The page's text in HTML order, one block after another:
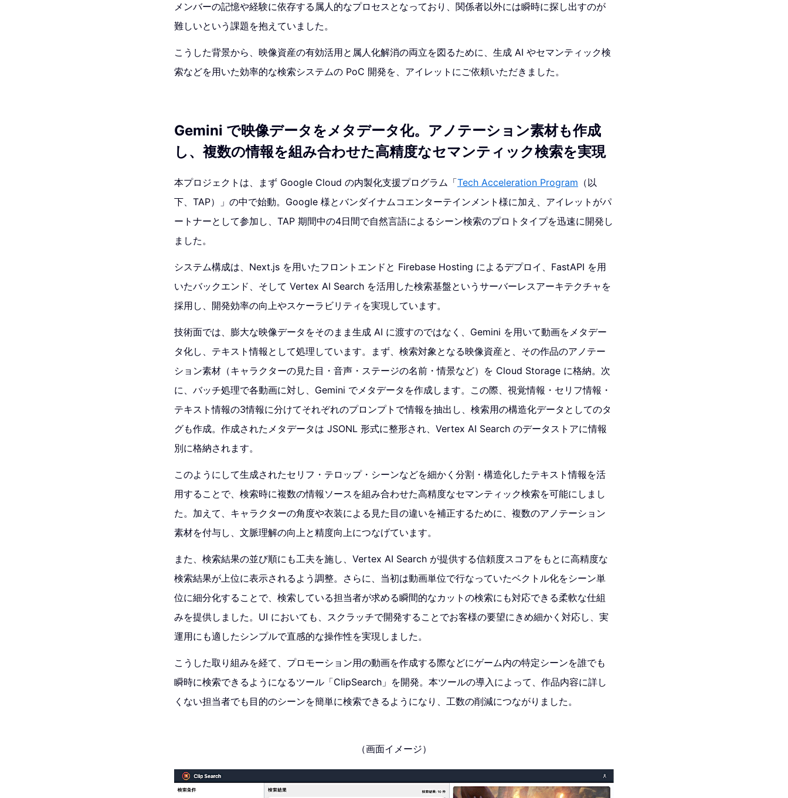
メンバーの記憶や経験に依存する属人的なプロセスとなっており、関係者以外には瞬時に探し出すのが
難しいという課題を抱えていました。
こうした背景から、映像資産の有効活用と属人化解消の両立を図るために、生成 AI やセマンティック検
索などを用いた効率的な検索システムの PoC 開発を、アイレットにご依頼いただきました。
Gemini で映像データをメタデータ化。アノテーション素材も作成
し、複数の情報を組み合わせた高精度なセマンティック検索を実現
本プロジェクトは、まず Google Cloud の内製化支援プログラム「Tech Acceleration Program （以
下、TAP）」の中で始動。Google 様とバンダイナムコエンターテインメント様に加え、アイレットがパ
ートナーとして参加し、TAP 期間中の4日間で自然言語によるシーン検索のプロトタイプを迅速に開発し
ました。
システム構成は、Next.js を用いたフロントエンドと Firebase Hosting によるデプロイ、FastAPI を用
いたバックエンド、そして Vertex AI Search を活用した検索基盤というサーバーレスアーキテクチャを
採用し、開発効率の向上やスケーラビリティを実現しています。
技術面では、膨大な映像データをそのまま生成 AI に渡すのではなく、Gemini を用いて動画をメタデー
タ化し、テキスト情報として処理しています。まず、検索対象となる映像資産と、その作品のアノテー
ション素材（キャラクターの見た目・音声・ステージの名前・情景など）を Cloud Storage に格納。次
に、バッチ処理で各動画に対し、Gemini でメタデータを作成します。この際、視覚情報・セリフ情報・
テキスト情報の3情報に分けてそれぞれのプロンプトで情報を抽出し、検索用の構造化データとしてのタ
グも作成。作成されたメタデータは JSONL 形式に整形され、Vertex AI Search のデータストアに情報
別に格納されます。
このようにして生成されたセリフ・テロップ・シーンなどを細かく分割・構造化したテキスト情報を活
用することで、検索時に複数の情報ソースを組み合わせた高精度なセマンティック検索を可能にしまし
た。加えて、キャラクターの角度や衣装による見た目の違いを補正するために、複数のアノテーション
素材を付与し、文脈理解の向上と精度向上につなげています。
また、検索結果の並び順にも工夫を施し、Vertex AI Search が提供する信頼度スコアをもとに高精度な
検索結果が上位に表示されるよう調整。さらに、当初は動画単位で行なっていたベクトル化をシーン単
位に細分化することで、検索している担当者が求める瞬間的なカットの検索にも対応できる柔軟な仕組
みを提供しました。UI においても、スクラッチで開発することでお客様の要望にきめ細かく対応し、実
運用にも適したシンプルで直感的な操作性を実現しました。
こうした取り組みを経て、プロモーション用の動画を作成する際などにゲーム内の特定シーンを誰でも
瞬時に検索できるようになるツール「ClipSearch」を開発。本ツールの導入によって、作品内容に詳し
くない担当者でも目的のシーンを簡単に検索できるようになり、工数の削減につながりました。
（画面イメージ）